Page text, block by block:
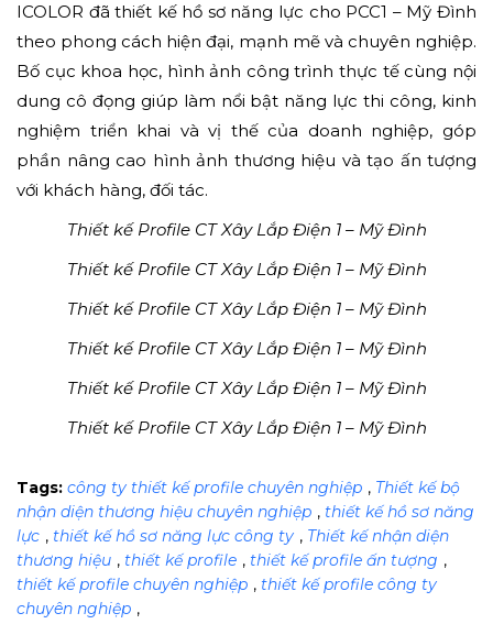
ICOLOR đã thiết kế hồ sơ năng lực cho PCC1 – Mỹ Đình
theo phong cách hiện đại, mạnh mẽ và chuyên nghiệp.
Bố cục khoa học, hình ảnh công trình thực tế cùng nội
dung cô đọng giúp làm nổi bật năng lực thi công, kinh
nghiệm triển khai và vị thế của doanh nghiệp, góp
phần nâng cao hình ảnh thương hiệu và tạo ấn tượng
với khách hàng, đối tác.
Thiết kế Profile CT Xây Lắp Điện 1 – Mỹ Đình
Thiết kế Profile CT Xây Lắp Điện 1 – Mỹ Đình
Thiết kế Profile CT Xây Lắp Điện 1 – Mỹ Đình
Thiết kế Profile CT Xây Lắp Điện 1 – Mỹ Đình
Thiết kế Profile CT Xây Lắp Điện 1 – Mỹ Đình
Thiết kế Profile CT Xây Lắp Điện 1 – Mỹ Đình
Tags: công ty thiết kế profile chuyên nghiệp , Thiết kế bộ
nhận diện thương hiệu chuyên nghiệp , thiết kế hồ sơ năng
lực , thiết kế hồ sơ năng lực công ty , Thiết kế nhận diện
thương hiệu , thiết kế profile , thiết kế profile ấn tượng ,
thiết kế profile chuyên nghiệp , thiết kế profile công ty
chuyên nghiệp ,